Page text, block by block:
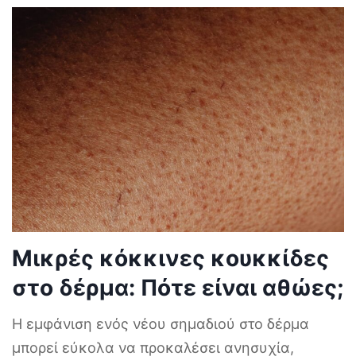
Μικρές κόκκινες κουκκίδες
στο δέρμα: Πότε είναι αθώες;
Η εμφάνιση ενός νέου σημαδιού στο δέρμα
μπορεί εύκολα να προκαλέσει ανησυχία,